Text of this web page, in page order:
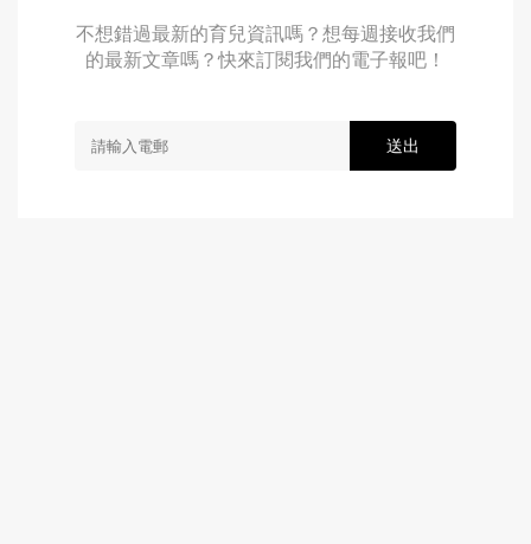
不想錯過最新的育兒資訊嗎？想每週接收我們
的最新文章嗎？快來訂閱我們的電子報吧！
送出